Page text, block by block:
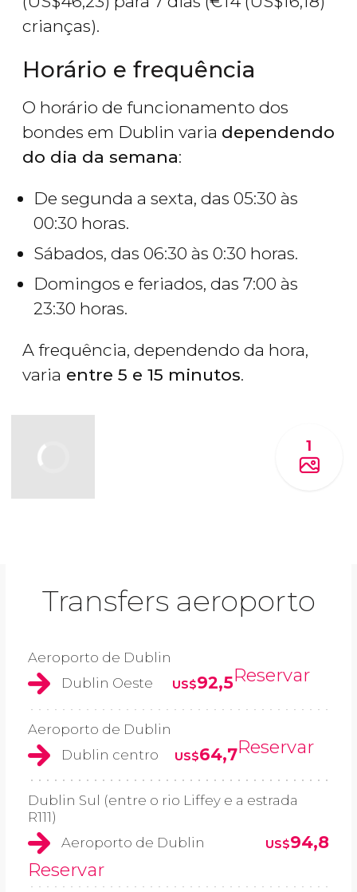
crianças).
Horário e frequência
O horário de funcionamento dos
bondes em Dublin varia dependendo
do dia da semana:
De segunda a sexta, das 05:30 às
00:30 horas.
Sábados, das 06:30 às 0:30 horas.
Domingos e feriados, das 7:00 às
23:30 horas.
A frequência, dependendo da hora,
varia entre 5 e 15 minutos.
1
Transfers aeroporto
Aeroporto de Dublin
Dublin Oeste
US$92,5Reservar
Aeroporto de Dublin
Dublin centro
US$64,7Reservar
Dublin Sul (entre o rio Liffey e a estrada
R111)
Aeroporto de Dublin
US$94,8
Reservar